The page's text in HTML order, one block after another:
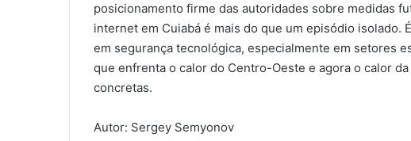
posicionamento firme das autoridades sobre medidas
internet em Cuiabá é mais do que um episódio isolado.
em segurança tecnológica, especialmente em setores
que enfrenta o calor do Centro-Oeste e agora o calor
concretas.
Autor: Sergey Semyonov